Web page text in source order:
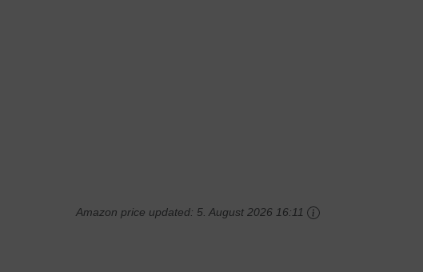
Amazon price updated: 5. August 2026 16:11